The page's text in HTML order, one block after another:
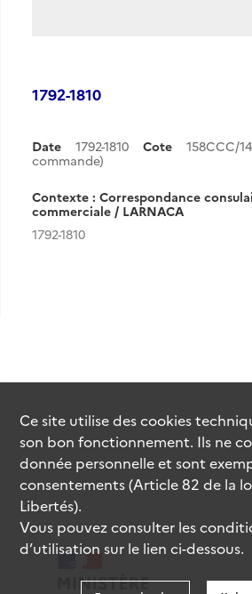
1792-1810
Date 1792-1810 Cote
158CCC/
commande)
Contexte : Correspondance
commerciale / LARNACA
1792-1810
Ce site utilise descookies
son bon fonctionnement. Ils ne
donnée personnelle et sont
consentements (Article 82 de la
Libertés).
Vous pouvez consulter les
d’utilisation sur le lien ci-dessous.